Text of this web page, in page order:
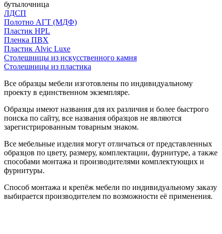
бутылочница
ЛДСП
Полотно АГТ (МДФ)
Пластик HPL
Пленка ПВХ
Пластик Alvic Luxe
Столешницы из искусственного камня
Столешницы из пластика
Все образцы мебели изготовлены по индивидуальному
проекту в единственном экземпляре.
Образцы имеют названия для их различия и более быстрого
поиска по сайту, все названия образцов не являются
зарегистрированным товарным знаком.
Все мебельные изделия могут отличаться от представленных
образцов по цвету, размеру, комплектации, фурнитуре, а также
способами монтажа и производителями комплектующих и
фурнитуры.
Способ монтажа и крепёж мебели по индивидуальному заказу
выбирается производителем по возможности её применения.